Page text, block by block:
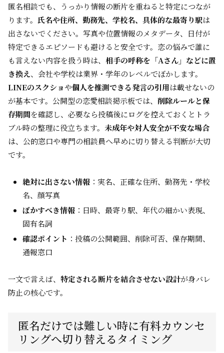
匿名相談でも、うっかり情報の断片を重ねると特定につなが
ります。 氏名や住所、勤務先、学校名、具体的な最寄り駅は
出さないでください。写真や位置情報のメタデータ、日付が
特定できるエピソードも避けると安全です。恋の悩みで誰に
も言えない内容を扱う時は、 相手の呼称を「Aさん」などに置
き換え、会社や学校は業界・学年のレベルでぼかします。
LINEのスクショや個人を推測できる発言の引用は載せないの
が基本です。公開型の恋愛相談掲示板では、 削除ルールと保
存期間を確認し、必要なら投稿後にログを控えておくとトラ
ブル時の整理に役立ちます。 未成年や対人安全が不安な場合
は、公的窓口や専門の相談員へ早めに切り替える判断が大切
です。
絶対に出さない情報 ：実名、正確な住所、勤務先・学校
名、顔写真
ぼかすべき情報 ：日時、最寄り駅、年代の細かい表現、
固有名詞
確認ポイント ：投稿の公開範囲、削除可否、保存期間、
通報窓口
一文で言えば、 特定される断片を結合させない設計が身バレ
防止の核心です。
匿名だけでは難しい時に有料カウンセ
リングへ切り替えるタイミング